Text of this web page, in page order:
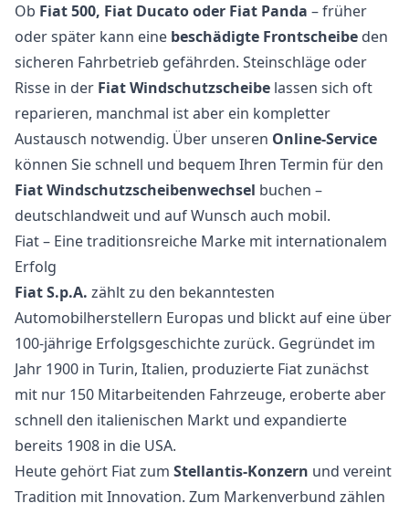
Ob Fiat 500, Fiat Ducato oder Fiat Panda – früher
oder später kann eine beschädigte Frontscheibe den
sicheren Fahrbetrieb gefährden. Steinschläge oder
Risse in der Fiat Windschutzscheibe lassen sich oft
reparieren, manchmal ist aber ein kompletter
Austausch notwendig. Über unseren Online-Service
können Sie schnell und bequem Ihren Termin für den
Fiat Windschutzscheibenwechsel buchen –
deutschlandweit und auf Wunsch auch mobil.
Fiat – Eine traditionsreiche Marke mit internationalem
Erfolg
Fiat S.p.A. zählt zu den bekanntesten
Automobilherstellern Europas und blickt auf eine über
100-jährige Erfolgsgeschichte zurück. Gegründet im
Jahr 1900 in Turin, Italien, produzierte Fiat zunächst
mit nur 150 Mitarbeitenden Fahrzeuge, eroberte aber
schnell den italienischen Markt und expandierte
bereits 1908 in die USA.
Heute gehört Fiat zum Stellantis-Konzern und vereint
Tradition mit Innovation. Zum Markenverbund zählen